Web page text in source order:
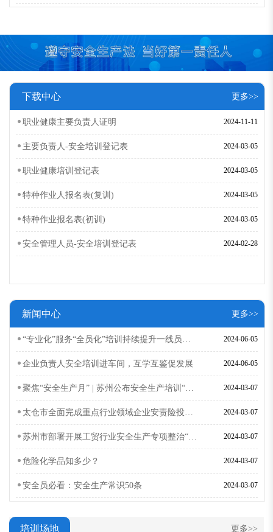
下载中心 更多>>
职业健康主要负责人证明 2024-11-11
主要负责人-安全培训登记表 2024-03-05
职业健康培训登记表 2024-03-05
特种作业人报名表(复训) 2024-03-05
特种作业报名表(初训) 2024-03-05
安全管理人员-安全培训登记表 2024-02-28
新闻中心 更多>>
“专业化”服务“全员化”培训持续提升一线员工安全技能 2024-06-05
企业负责人安全培训进车间，互学互鉴促发展 2024-06-05
聚焦“安全生产月” | 苏州公布安全生产培训“走过场”典型案 2024-03-07
太仓市全面完成重点行业领域企业安责险投保工作 2024-03-07
苏州市部署开展工贸行业安全生产专项整治“百日清零行动” 2024-03-07
危险化学品知多少？ 2024-03-07
安全员必看：安全生产常识50条 2024-03-07
培训场地 更多>>